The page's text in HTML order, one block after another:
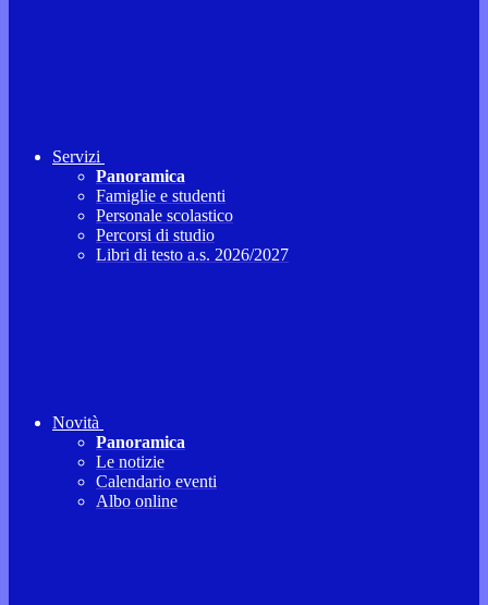
Servizi
Panoramica
Famiglie e studenti
Personale scolastico
Percorsi di studio
Libri di testo a.s. 2026/2027
Novità
Panoramica
Le notizie
Calendario eventi
Albo online